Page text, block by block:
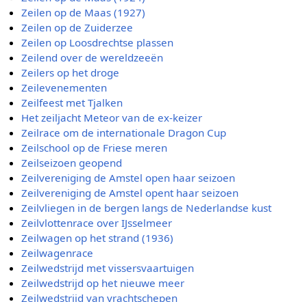
Zeilen op de Maas (1927)
Zeilen op de Zuiderzee
Zeilen op Loosdrechtse plassen
Zeilend over de wereldzeeën
Zeilers op het droge
Zeilevenementen
Zeilfeest met Tjalken
Het zeiljacht Meteor van de ex-keizer
Zeilrace om de internationale Dragon Cup
Zeilschool op de Friese meren
Zeilseizoen geopend
Zeilvereniging de Amstel open haar seizoen
Zeilvereniging de Amstel opent haar seizoen
Zeilvliegen in de bergen langs de Nederlandse kust
Zeilvlottenrace over IJsselmeer
Zeilwagen op het strand (1936)
Zeilwagenrace
Zeilwedstrijd met vissersvaartuigen
Zeilwedstrijd op het nieuwe meer
Zeilwedstrijd van vrachtschepen